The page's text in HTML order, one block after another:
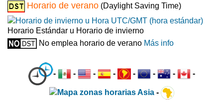
Horario de verano (Daylight Saving Time)
Horario Estándar u Horario de invierno
No emplea horario de verano Más info
- - - - - - - -
-